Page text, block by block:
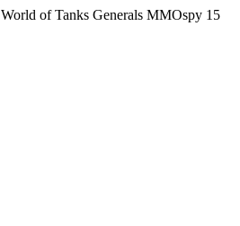
World of Tanks Generals MMOspy 15